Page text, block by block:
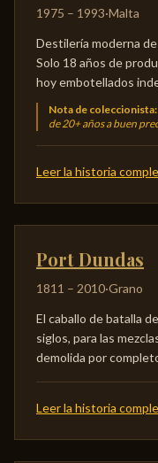
1975 – 1993·Malta
Destilería moderna
Solo 18 años de
hoy embotellados
Nota de coleccionista:
de 20+ años a buen
Leer la historia
Port Dundas
1811 – 2010·Grano
El caballo de batalla
siglos, para las
demolida por
Leer la historia